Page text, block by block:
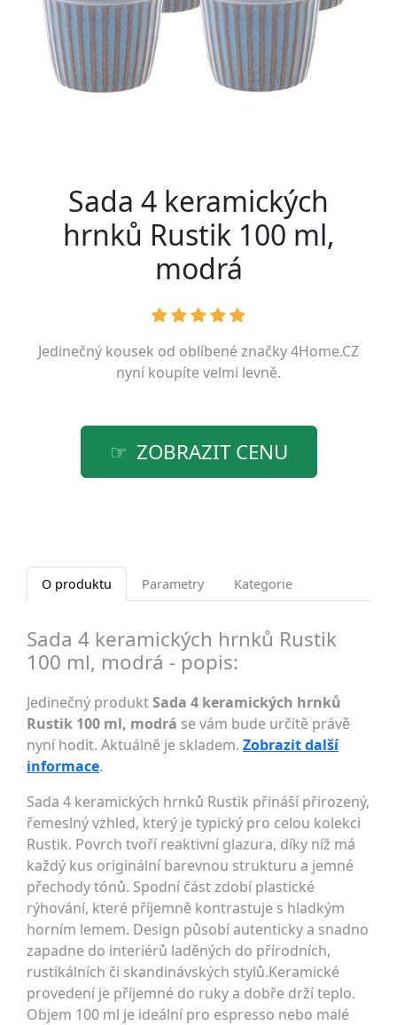
Sada 4 keramických
hrnků Rustik 100 ml,
modrá
Jedinečný kousek od oblíbené značky4Home.CZ
nyní koupíte velmi levně.
ZOBRAZIT CENU
O produktu Parametry Kategorie
Sada 4 keramických hrnků Rustik
100 ml, modrá - popis:
Jedinečný produktSada 4 keramických hrnků
Rustik 100 ml, modrá se vám bude určitě právě
nyní hodit. Aktuálně je skladem. Zobrazit další
informace.
Sada 4 keramických hrnků Rustik přináší přirozený,
řemeslný vzhled, který je typický pro celou kolekci
Rustik. Povrch tvoří reaktivní glazura, díky níž má
každý kus originální barevnou strukturu a jemné
přechody tónů. Spodní část zdobí plastické
rýhování, které příjemně kontrastuje s hladkým
horním lemem. Design působí autenticky a snadno
zapadne do interiérů laděných do přírodních,
rustikálních či skandinávských stylů.Keramické
provedení je příjemné do ruky a dobře drží teplo.
Objem 100 ml je ideální pro espresso nebo malé